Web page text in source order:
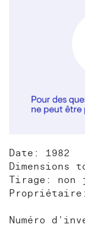
Date: 1982
Dimensions
Tirage:
Propriétaire:
Numéro